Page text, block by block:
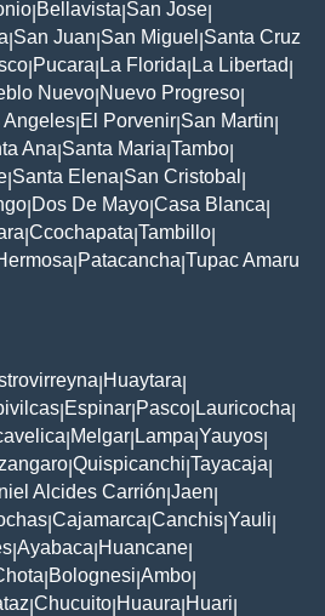
Bellavista San Jose
San Juan San Miguel Santa Cruz
Pucara La Florida La Libertad
Nuevo Nuevo Progreso
Angeles El Porvenir San Martin
Ana Santa Maria Tambo
Santa Elena San Cristobal
Dos De Mayo Casa Blanca
Ccochapata Tambillo
Patacancha Tupac Amaru
Huaytara
Espinar Pasco Lauricocha
Melgar Lampa Yauyos
Quispicanchi Tayacaja
Alcides Carrión Jaen
Cajamarca Canchis Yauli
Ayabaca Huancane
Bolognesi Ambo
Chucuito Huaura Huari